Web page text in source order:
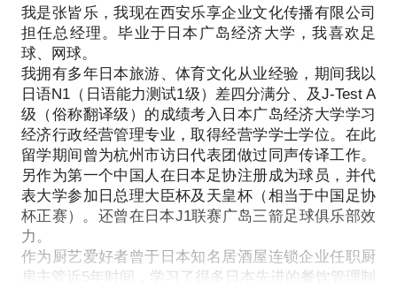
高，根本无法深入了解日本文化，体验自由行的乐
趣。
我长期生活在日本，对日语应用等心应手，甚至辨识
日本各地方言。自己开车走过每一条日本的高速公
路，玩遍日本。
我愿意与你分享的内容包括：
让你快速掌握通过考试的要点，增强日语实用性；
帮助你了解意向留学院校及所在城市情况，并给出建
议；
根据你感兴趣的方面，快速帮你制定适合你赴日自由
行的行程规划。
P.S.:在选择与我见面前，请把你的问题更具体化。毕
竟一小时的谈话只能解决一个小问题。请把你的问题
我是张皆乐，我现在西安乐享企业文化传播有限公司
担任总经理。毕业于日本广岛经济大学，我喜欢足
球、网球。
我拥有多年日本旅游、体育文化从业经验，期间我以
日语N1（日语能力测试1级）差四分满分、及J-Test A
级（俗称翻译级）的成绩考入日本广岛经济大学学习
经济行政经营管理专业，取得经营学学士学位。在此
留学期间曾为杭州市访日代表团做过同声传译工作。
另作为第一个中国人在日本足协注册成为球员，并代
表大学参加日总理大臣杯及天皇杯（相当于中国足协
杯正赛）。还曾在日本J1联赛广岛三箭足球俱乐部效
力。
作为厨艺爱好者曾于日本知名居酒屋连锁企业任职厨
房主管近5年时间，学习了很多日本先进的餐饮管理制